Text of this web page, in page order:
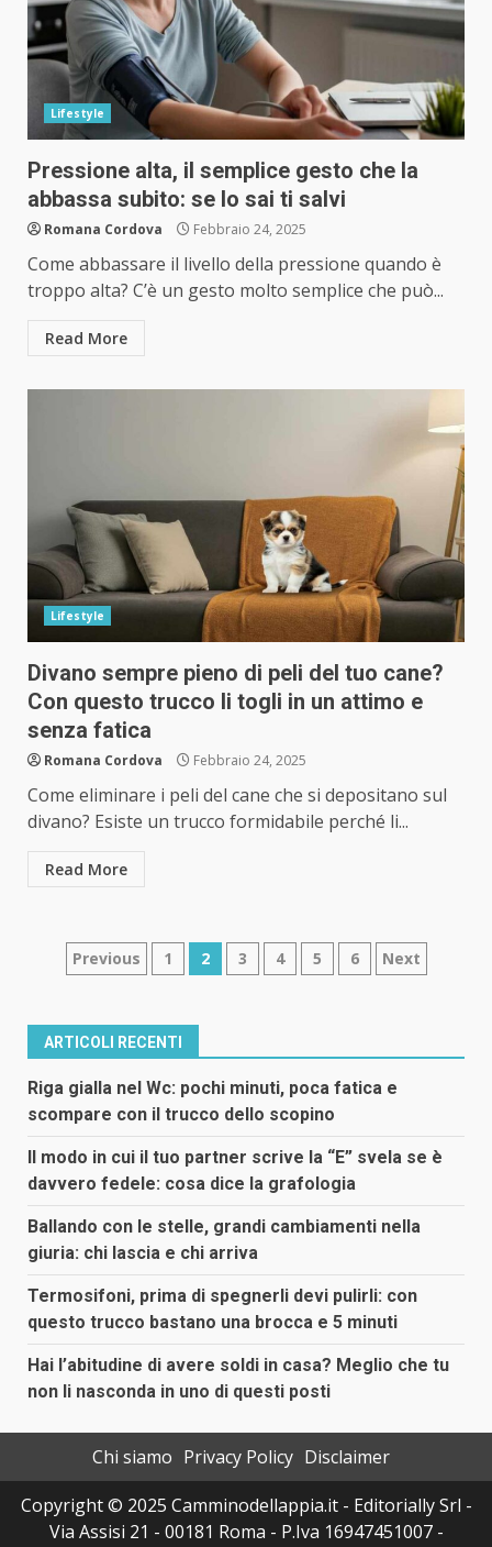
Lifestyle
Pressione alta, il semplice gesto che la
abbassa subito: se lo sai ti salvi
Romana Cordova Febbraio 24, 2025
Come abbassare il livello della pressione quando è
troppo alta? C’è un gesto molto semplice che può...
Read More
Lifestyle
Divano sempre pieno di peli del tuo cane?
Con questo trucco li togli in un attimo e
senza fatica
Romana Cordova Febbraio 24, 2025
Come eliminare i peli del cane che si depositano sul
divano? Esiste un trucco formidabile perché li...
Read More
Paginazione
articoli
Previous 1 2 3 4 5 6 Next
ARTICOLI RECENTI
Riga gialla nel Wc: pochi minuti, poca fatica e
scompare con il trucco dello scopino
Il modo in cui il tuo partner scrive la “E” svela se è
davvero fedele: cosa dice la grafologia
Ballando con le stelle, grandi cambiamenti nella
giuria: chi lascia e chi arriva
Termosifoni, prima di spegnerli devi pulirli: con
questo trucco bastano una brocca e 5 minuti
Hai l’abitudine di avere soldi in casa? Meglio che tu
non li nasconda in uno di questi posti
Chi siamo Privacy Policy Disclaimer
Copyright © 2025 Camminodellappia.it - Editorially Srl -
Via Assisi 21 - 00181 Roma - P.Iva 16947451007 -